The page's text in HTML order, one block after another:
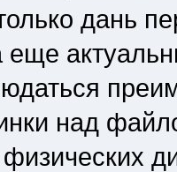
дань
еще
над
физических